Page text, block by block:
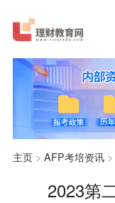
主页> AFP考培资讯>
2023第